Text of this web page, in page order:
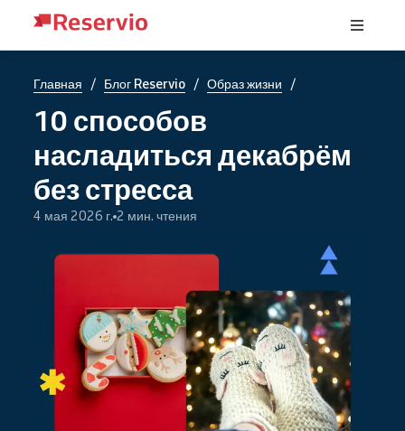
Главная / Блог Reservio / Образ жизни /
10 способов
насладиться декабрём
без стресса
4 мая 2026 г. 2 мин. чтения